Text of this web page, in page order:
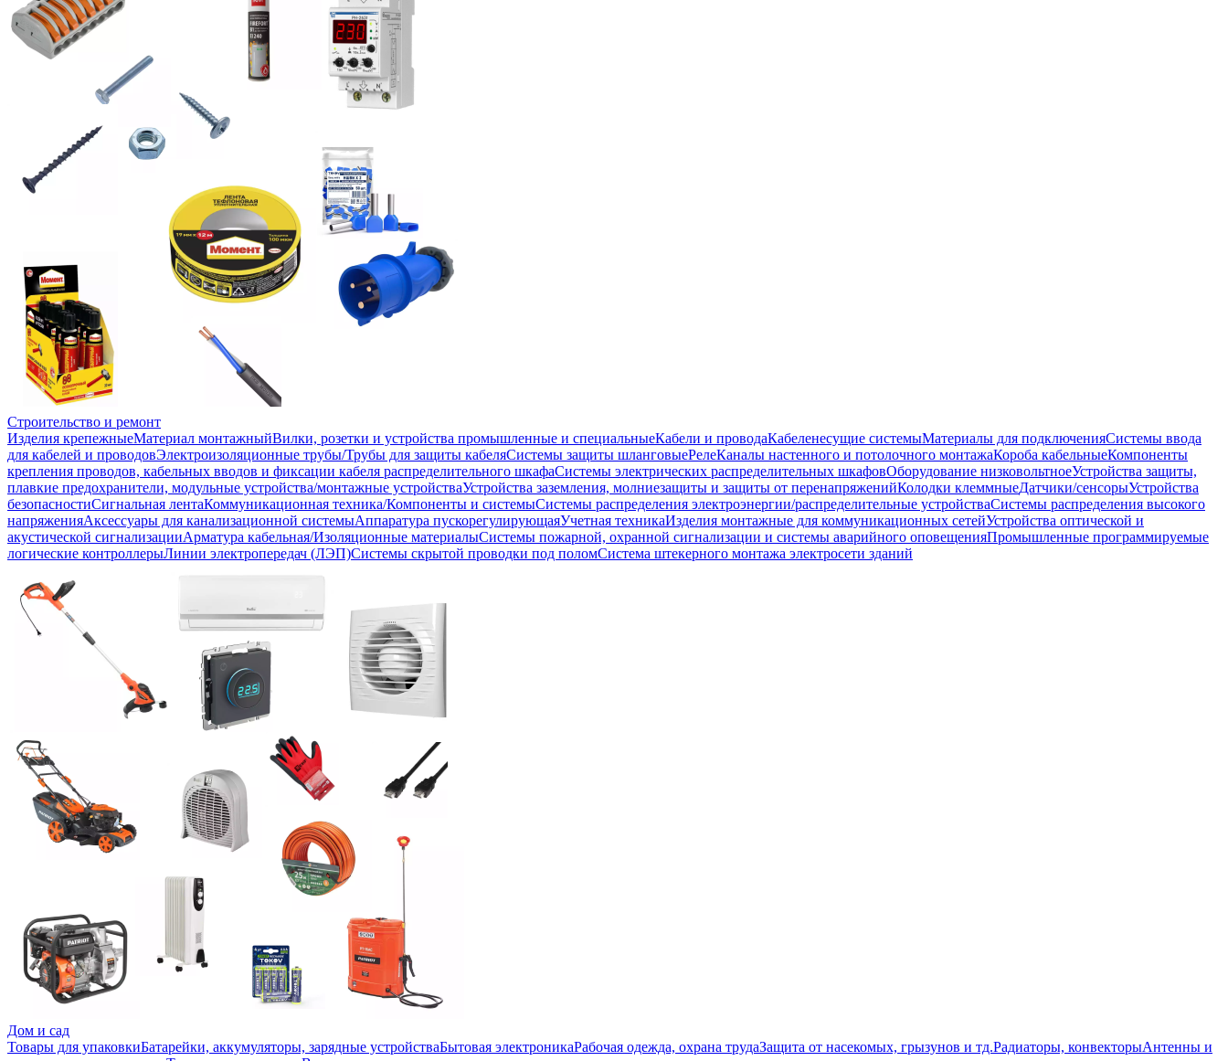
Строительство и ремонт
Изделия крепежныеМатериал монтажныйВилки, розетки и устройства промышленные и специальныеКабели и проводаКабеленесущие системыМатериалы для подключенияСистемы ввода
для кабелей и проводовЭлектроизоляционные трубы/Трубы для защиты кабеляСистемы защиты шланговыеРелеКаналы настенного и потолочного монтажаКороба кабельныеКомпоненты
крепления проводов, кабельных вводов и фиксации кабеля распределительного шкафаСистемы электрических распределительных шкафовОборудование низковольтноеУстройства защиты,
плавкие предохранители, модульные устройства/монтажные устройстваУстройства заземления, молниезащиты и защиты от перенапряженийКолодки клеммныеДатчики/сенсорыУстройства
безопасностиСигнальная лентаКоммуникационная техника/Компоненты и системыСистемы распределения электроэнергии/распределительные устройстваСистемы распределения высокого
напряженияАксессуары для канализационной системыАппаратура пускорегулирующаяУчетная техникаИзделия монтажные для коммуникационных сетейУстройства оптической и
акустической сигнализацииАрматура кабельная/Изоляционные материалыСистемы пожарной, охранной сигнализации и системы аварийного оповещенияПромышленные программируемые
логические контроллерыЛинии электропередач (ЛЭП)Системы скрытой проводки под поломСистема штекерного монтажа электросети зданий
Дом и сад
Товары для упаковкиБатарейки, аккумуляторы, зарядные устройстваБытовая электроникаРабочая одежда, охрана трудаЗащита от насекомых, грызунов и тд.Радиаторы, конвекторыАнтенны и